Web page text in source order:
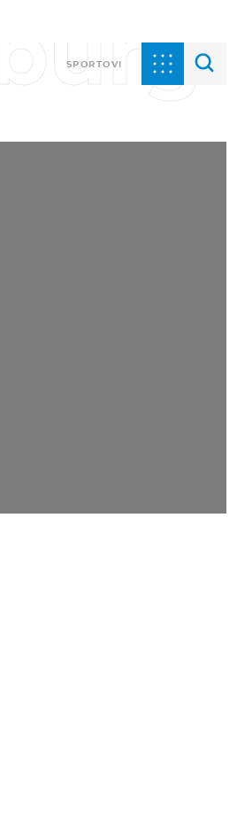
SPORTOVI